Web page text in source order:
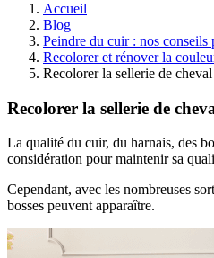
Accueil
Blog
Peindre du cuir : nos
Recolorer et rénover la
Recolorer la sellerie de cheval
Recolorer la sellerie de
La qualité du cuir, du harnais, des
considération pour maintenir sa
Cependant, avec les nombreuses
bosses peuvent apparaître.